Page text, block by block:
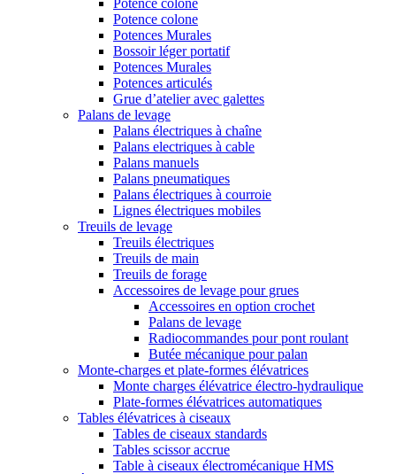
Potence colone
Potence colone
Potences Murales
Bossoir léger portatif
Potences Murales
Potences articulés
Grue d’atelier avec galettes
Palans de levage
Palans électriques à chaîne
Palans electriques à cable
Palans manuels
Palans pneumatiques
Palans électriques à courroie
Lignes électriques mobiles
Treuils de levage
Treuils électriques
Treuils de main
Treuils de forage
Accessoires de levage pour grues
Accessoires en option crochet
Palans de levage
Radiocommandes pour pont roulant
Butée mécanique pour palan
Monte-charges et plate-formes élévatrices
Monte charges élévatrice électro-hydraulique
Plate-formes élévatrices automatiques
Tables élévatrices à ciseaux
Tables de ciseaux standards
Tables scissor accrue
Table à ciseaux électromécanique HMS